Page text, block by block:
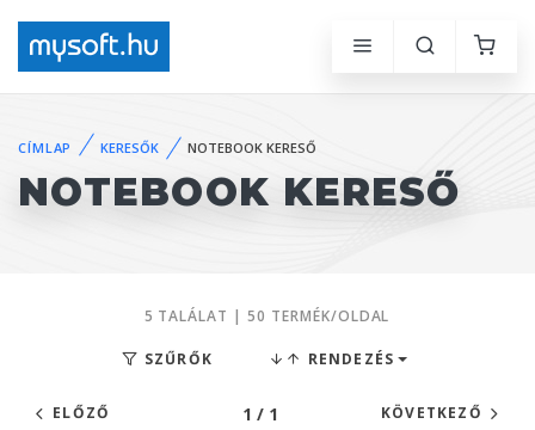
CÍMLAP KERESŐK NOTEBOOK KERESŐ
NOTEBOOK KERESŐ
5 TALÁLAT | 50 TERMÉK/OLDAL
SZŰRŐK RENDEZÉS
ELŐZŐ 1 / 1 KÖVETKEZŐ